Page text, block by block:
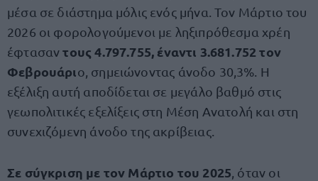
μέσα σε διάστημα μόλις ενός μήνα. Τον Μάρτιο του
2026 οι φορολογούμενοι με ληξιπρόθεσμα χρέη
έφτασαντους 4.797.755, έναντι 3.681.752 τον
Φεβρουάριο, σημειώνοντας άνοδο 30,3%. Η
εξέλιξη αυτή αποδίδεται σε μεγάλο βαθμό στις
γεωπολιτικές εξελίξεις στη Μέση Ανατολή και στη
συνεχιζόμενη άνοδο της ακρίβειας.
Σε σύγκριση με τον Μάρτιο του 2025 , όταν οι